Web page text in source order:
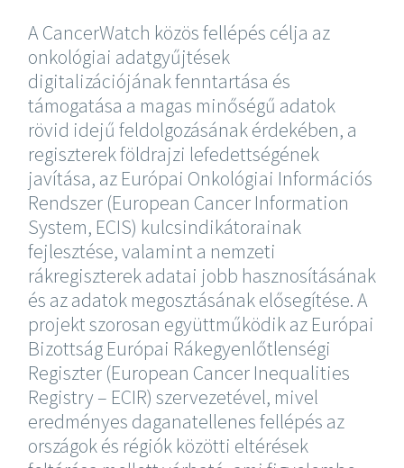
A CancerWatch közös fellépés célja az
onkológiai adatgyűjtések
digitalizációjának fenntartása és
támogatása a magas minőségű adatok
rövid idejű feldolgozásának érdekében, a
regiszterek földrajzi lefedettségének
javítása, az Európai Onkológiai Információs
Rendszer (European Cancer Information
System, ECIS) kulcsindikátorainak
fejlesztése, valamint a nemzeti
rákregiszterek adatai jobb hasznosításának
és az adatok megosztásának elősegítése. A
projekt szorosan együttműködik az Európai
Bizottság Európai Rákegyenlőtlenségi
Regiszter (European Cancer Inequalities
Registry – ECIR) szervezetével, mivel
eredményes daganatellenes fellépés az
országok és régiók közötti eltérések